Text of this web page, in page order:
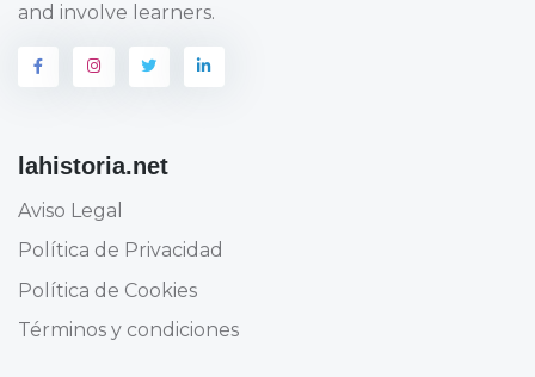
and involve learners.
lahistoria.net
Aviso Legal
Política de Privacidad
Política de Cookies
Términos y condiciones